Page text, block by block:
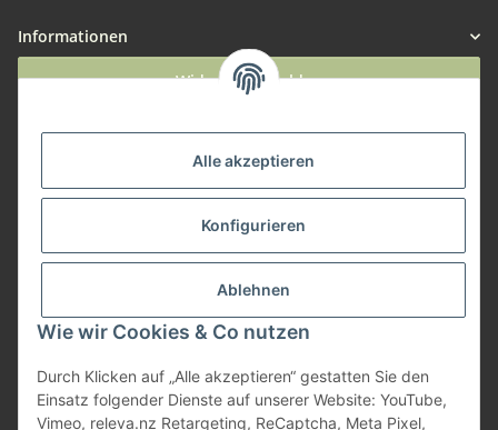
Alle akzeptieren
Konfigurieren
Ablehnen
Wie wir Cookies & Co nutzen
Durch Klicken auf „Alle akzeptieren“ gestatten Sie den
Einsatz folgender Dienste auf unserer Website: YouTube,
Vimeo, releva.nz Retargeting, ReCaptcha, Meta Pixel,
Informationen
Widerruf anmelden
Zahlungsmöglichkeiten